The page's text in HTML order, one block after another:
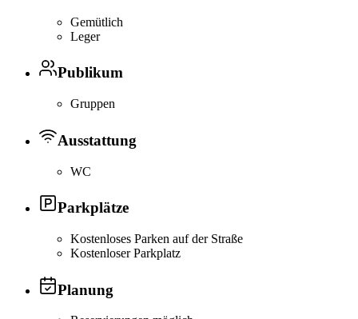
Gemütlich
Leger
Publikum
Gruppen
Ausstattung
WC
Parkplätze
Kostenloses Parken auf der Straße
Kostenloser Parkplatz
Planung